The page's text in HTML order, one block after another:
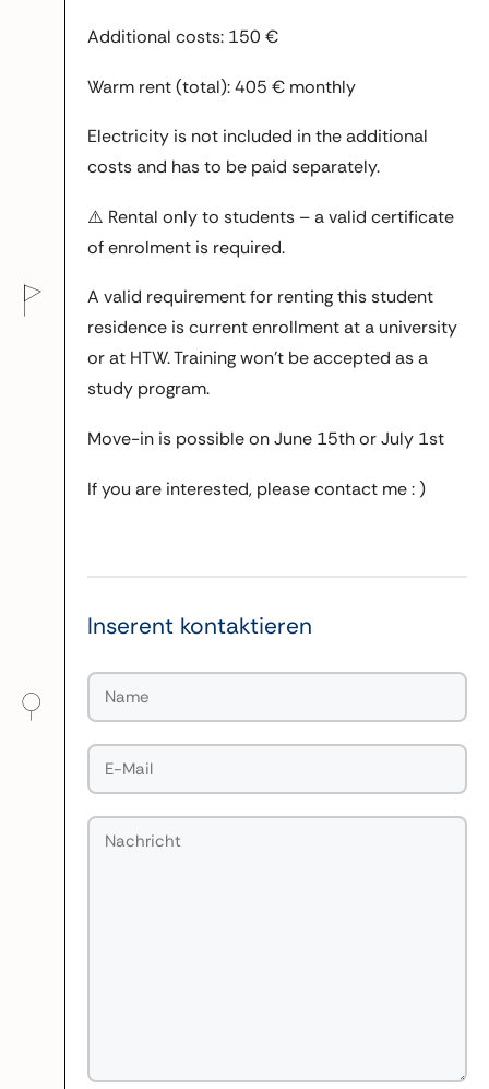
Additional costs: 150 €
Warm rent (total): 405 € monthly
Electricity is not included in the additional
costs and has to be paid separately.
⚠️ Rental only to students – a valid certificate
of enrolment is required.
A valid requirement for renting this student
residence is current enrollment at a university
or at HTW. Training won’t be accepted as a
study program.
Move-in is possible on June 15th or July 1st
If you are interested, please contact me : )
Inserent kontaktieren